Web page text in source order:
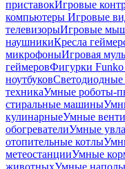
приставокИгровые
компьютеры Игровые
телевизорыИгровые
наушникиКресла
микрофоныИгровая
геймеровФигурки Funko
ноутбуков
техникаУмные роботы-
стиральные машины
кулинарныеУмные
обогревателиУмные
отопительные котлы
метеостанцииУмные
животныхУмные